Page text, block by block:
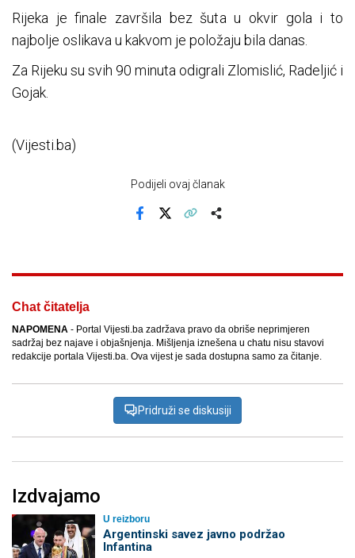
Rijeka je finale završila bez šuta u okvir gola i to
najbolje oslikava u kakvom je položaju bila danas.
Za Rijeku su svih 90 minuta odigrali Zlomislić, Radeljić i
Gojak.
(Vijesti.ba)
Podijeli ovaj članak
Chat čitatelja
NAPOMENA - Portal Vijesti.ba zadržava pravo da obriše neprimjeren
sadržaj bez najave i objašnjenja. Mišljenja iznešena u chatu nisu stavovi
redakcije portala Vijesti.ba. Ova vijest je sada dostupna samo za čitanje.
Pridruži se diskusiji
Izdvajamo
U reizboru
Argentinski savez javno podržao
Infantina